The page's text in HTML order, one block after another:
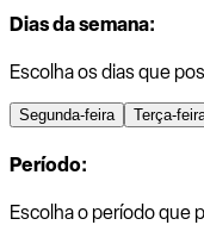
Dias da semana:
Escolha os dias que
Segunda-feira Terça-
Período:
Escolha o período que